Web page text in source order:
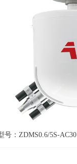
号：ZDMS0.6/5S-AC30